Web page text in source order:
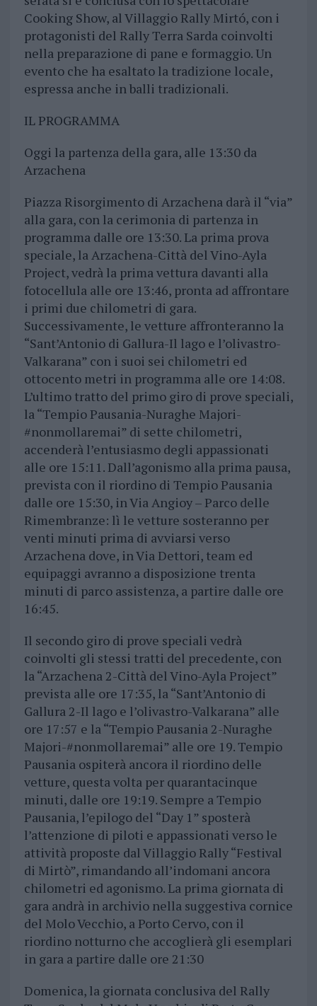
Cooking Show, al Villaggio Rally Mirtó, con i
protagonisti del Rally Terra Sarda coinvolti
nella preparazione di pane e formaggio. Un
evento che ha esaltato la tradizione locale,
espressa anche in balli tradizionali.
IL PROGRAMMA
Oggi la partenza della gara, alle 13:30 da
Arzachena
Piazza Risorgimento di Arzachena darà il “via”
alla gara, con la cerimonia di partenza in
programma dalle ore 13:30. La prima prova
speciale, la Arzachena-Città del Vino-Ayla
Project, vedrà la prima vettura davanti alla
fotocellula alle ore 13:46, pronta ad affrontare
i primi due chilometri di gara.
Successivamente, le vetture affronteranno la
“Sant’Antonio di Gallura-Il lago e l’olivastro-
Valkarana” con i suoi sei chilometri ed
ottocento metri in programma alle ore 14:08.
L’ultimo tratto del primo giro di prove speciali,
la “Tempio Pausania-Nuraghe Majori-
#nonmollaremai” di sette chilometri,
accenderà l’entusiasmo degli appassionati
alle ore 15:11. Dall’agonismo alla prima pausa,
prevista con il riordino di Tempio Pausania
dalle ore 15:30, in Via Angioy – Parco delle
Rimembranze: lì le vetture sosteranno per
venti minuti prima di avviarsi verso
Arzachena dove, in Via Dettori, team ed
equipaggi avranno a disposizione trenta
minuti di parco assistenza, a partire dalle ore
16:45.
Il secondo giro di prove speciali vedrà
coinvolti gli stessi tratti del precedente, con
la “Arzachena 2-Città del Vino-Ayla Project”
prevista alle ore 17:35, la “Sant’Antonio di
Gallura 2-Il lago e l’olivastro-Valkarana” alle
ore 17:57 e la “Tempio Pausania 2-Nuraghe
Majori-#nonmollaremai” alle ore 19. Tempio
Pausania ospiterà ancora il riordino delle
vetture, questa volta per quarantacinque
minuti, dalle ore 19:19. Sempre a Tempio
Pausania, l’epilogo del “Day 1” sposterà
l’attenzione di piloti e appassionati verso le
attività proposte dal Villaggio Rally “Festival
di Mirtò”, rimandando all’indomani ancora
chilometri ed agonismo. La prima giornata di
gara andrà in archivio nella suggestiva cornice
del Molo Vecchio, a Porto Cervo, con il
riordino notturno che accoglierà gli esemplari
in gara a partire dalle ore 21:30
Domenica, la giornata conclusiva del Rally